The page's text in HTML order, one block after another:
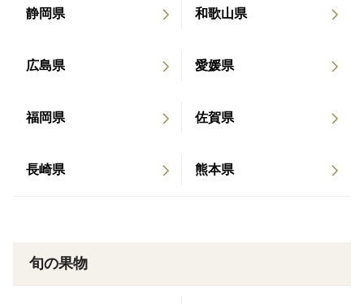
生産者としてはとても嬉しいです。
は、
ジュースです。
健康な樹の生命力に溢れた元気な蜜柑ジュースは他では
静岡県 和歌山県
広島県 愛媛県
福岡県 佐賀県
長崎県 熊本県
旬の果物